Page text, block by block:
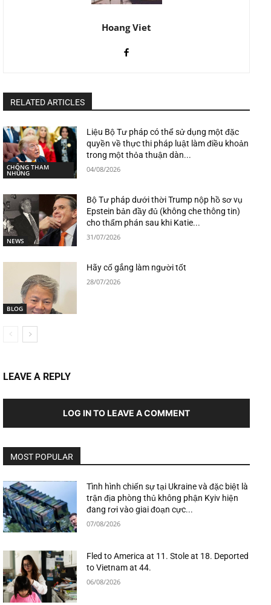
Hoang Viet
RELATED ARTICLES
CHỐNG THAM
NHŨNG
Liệu Bộ Tư pháp có thể sử dụng một đặc
quyền về thực thi pháp luật làm điều khoản
trong một thỏa thuận dàn...
04/08/2026
NEWS
Bộ Tư pháp dưới thời Trump nộp hồ sơ vụ
Epstein bản đầy đủ (không che thông tin)
cho thẩm phán sau khi Katie...
31/07/2026
BLOG
Hãy cố gắng làm người tốt
28/07/2026
LEAVE A REPLY
LOG IN TO LEAVE A COMMENT
MOST POPULAR
Tình hình chiến sự tại Ukraine và đặc biệt là
trận địa phòng thủ không phận Kyiv hiện
đang rơi vào giai đoạn cực...
07/08/2026
Fled to America at 11. Stole at 18. Deported
to Vietnam at 44.
06/08/2026